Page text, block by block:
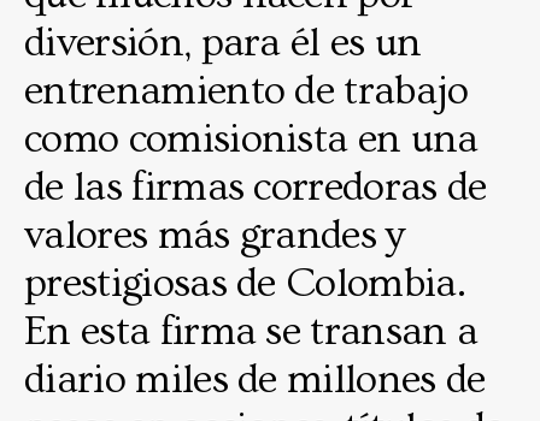
diversión, para él es un
entrenamiento de trabajo
como comisionista en una
de las firmas corredoras de
valores más grandes y
prestigiosas de Colombia.
En esta firma se transan a
diario miles de millones de